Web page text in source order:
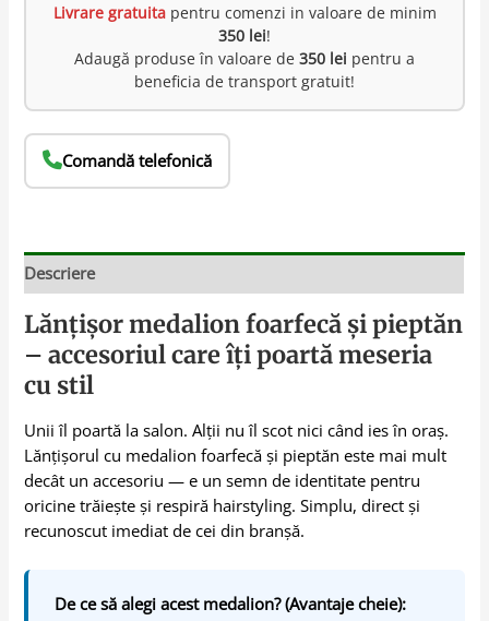
Livrare gratuitapentru comenzi in valoare de minim
350 lei!
Adaugă produse în valoare de 350 lei pentru a
beneficia de transport gratuit!
Comandă telefonică
Descriere
Lănțișor medalion foarfecă și pieptăn
– accesoriul care îți poartă meseria
cu stil
Unii îl poartă la salon. Alții nu îl scot nici când ies în oraș.
Lănțișorul cu medalion foarfecă și pieptăn este mai mult
decât un accesoriu — e un semn de identitate pentru
oricine trăiește și respiră hairstyling. Simplu, direct și
recunoscut imediat de cei din branșă.
De ce să alegi acest medalion? (Avantaje cheie):